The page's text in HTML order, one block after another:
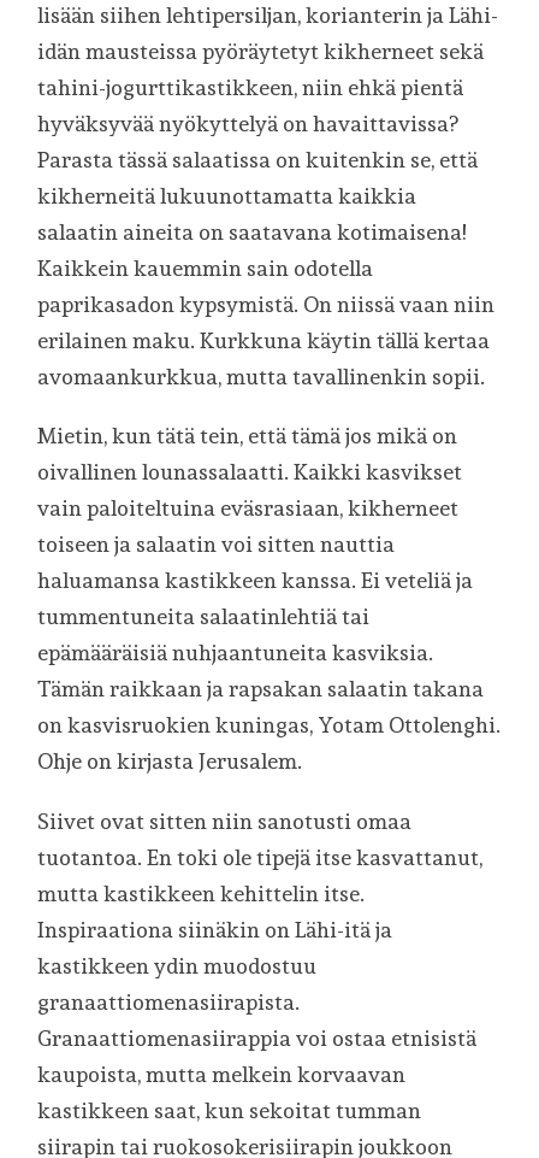
lisään siihen lehtipersiljan, korianterin ja Lähi-
idän mausteissa pyöräytetyt kikherneet sekä
tahini-jogurttikastikkeen, niin ehkä pientä
hyväksyvää nyökyttelyä on havaittavissa?
Parasta tässä salaatissa on kuitenkin se, että
kikherneitä lukuunottamatta kaikkia
salaatin aineita on saatavana kotimaisena!
Kaikkein kauemmin sain odotella
paprikasadon kypsymistä. On niissä vaan niin
erilainen maku. Kurkkuna käytin tällä kertaa
avomaankurkkua, mutta tavallinenkin sopii.
Mietin, kun tätä tein, että tämä jos mikä on
oivallinen lounassalaatti. Kaikki kasvikset
vain paloiteltuina eväsrasiaan, kikherneet
toiseen ja salaatin voi sitten nauttia
haluamansa kastikkeen kanssa. Ei veteliä ja
tummentuneita salaatinlehtiä tai
epämääräisiä nuhjaantuneita kasviksia.
Tämän raikkaan ja rapsakan salaatin takana
on kasvisruokien kuningas, Yotam Ottolenghi.
Ohje on kirjasta Jerusalem.
Siivet ovat sitten niin sanotusti omaa
tuotantoa. En toki ole tipejä itse kasvattanut,
mutta kastikkeen kehittelin itse.
Inspiraationa siinäkin on Lähi-itä ja
kastikkeen ydin muodostuu
granaattiomenasiirapista.
Granaattiomenasiirappia voi ostaa etnisistä
kaupoista, mutta melkein korvaavan
kastikkeen saat, kun sekoitat tumman
siirapin tai ruokosokerisiirapin joukkoon